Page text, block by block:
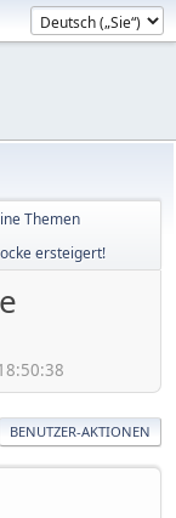
Themen
ersteigert!
BENUTZER-AKTIONEN